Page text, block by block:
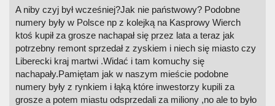
A niby czyj był wcześniej?Jak nie państwowy? Podobne
numery były w Polsce np z kolejką na Kasprowy Wierch
ktoś kupił za grosze nachapał się przez lata a teraz jak
potrzebny remont sprzedał z zyskiem i niech się miasto czy
Liberecki kraj martwi .Widać i tam komuchy się
nachapały.Pamiętam jak w naszym mieście podobne
numery były z rynkiem i łąką które inwestorzy kupili za
grosze a potem miastu odsprzedali za miliony ,no ale to było